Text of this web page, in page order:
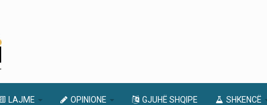
LAJME OPINIONE GJUHË SHQIPE SHKENCË